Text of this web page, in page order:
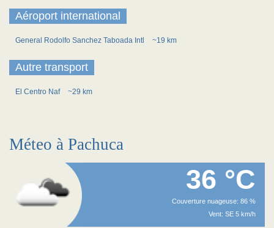
Aéroport international
General Rodolfo Sanchez Taboada Intl ~19 km
Autre transport
El Centro Naf ~29 km
Méteo à Pachuca
36 °C
Couverture nuageuse: 86 %
Vent: SE 5 km/h